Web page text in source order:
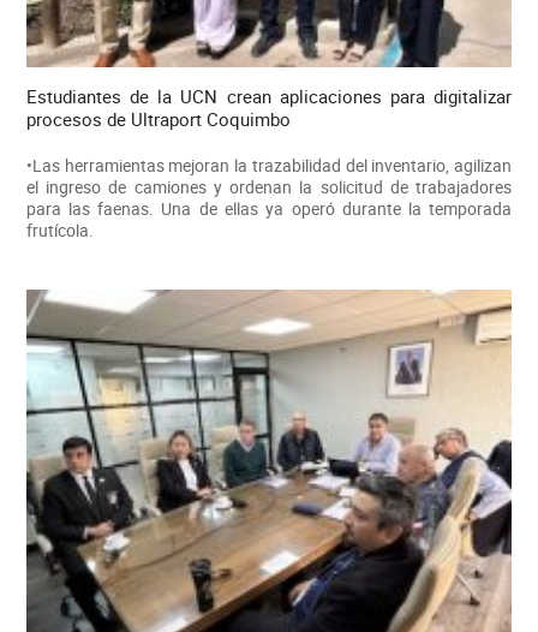
Estudiantes de la UCN crean aplicaciones para digitalizar
procesos de Ultraport Coquimbo
•Las herramientas mejoran la trazabilidad del inventario, agilizan
el ingreso de camiones y ordenan la solicitud de trabajadores
para las faenas. Una de ellas ya operó durante la temporada
frutícola.